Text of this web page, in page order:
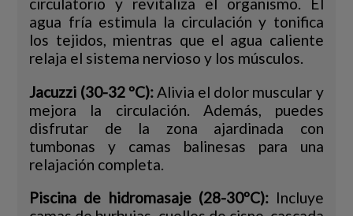
circulatorio y revitaliza el organismo. El
agua fría estimula la circulación y tonifica
los tejidos, mientras que el agua caliente
relaja el sistema nervioso y los músculos.
Jacuzzi (30-32 ºC):Alivia el dolor muscular y
mejora la circulación. Además, puedes
disfrutar de la zona ajardinada con
tumbonas y camas balinesas para una
relajación completa.
Piscina de hidromasaje (28-30ºC):Incluye